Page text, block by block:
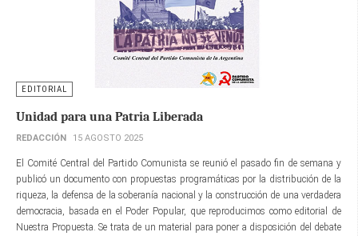
EDITORIAL
Unidad para una Patria Liberada
REDACCIÓN 15 AGOSTO 2025
El Comité Central del Partido Comunista se reunió el pasado fin de semana y
publicó un documento con propuestas programáticas por la distribución de la
riqueza, la defensa de la soberanía nacional y la construcción de una verdadera
democracia, basada en el Poder Popular, que reproducimos como editorial de
Nuestra Propuesta. Se trata de un material para poner a disposición del debate